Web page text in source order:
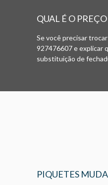
QUAL É O
Se você precisar
927476607 e explicar
substituição de
PIQUETES